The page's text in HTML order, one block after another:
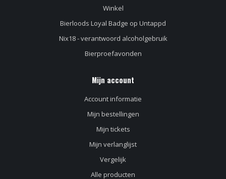
Winkel
Bierloods Loyal Badge op Untappd
Nix18 - verantwoord alcoholgebruik
Bierproefavonden
Mijn account
Account informatie
Mijn bestellingen
Mijn tickets
Mijn verlanglijst
Vergelijk
Alle producten